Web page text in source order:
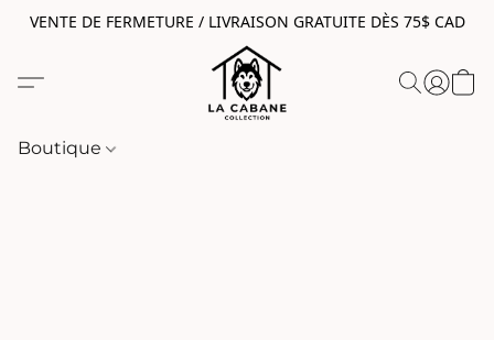
VENTE DE FERMETURE / LIVRAISON GRATUITE DÈS 75$ CAD
Boutique